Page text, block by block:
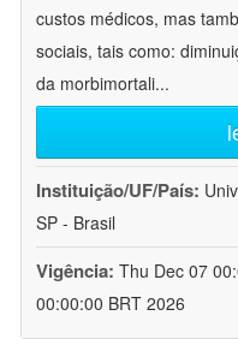
custos médicos, mas
sociais, tais como:
da morbimortali...
Instituição/UF/País:
SP - Brasil
Vigência: Thu Dec 07
00:00:00 BRT 2026